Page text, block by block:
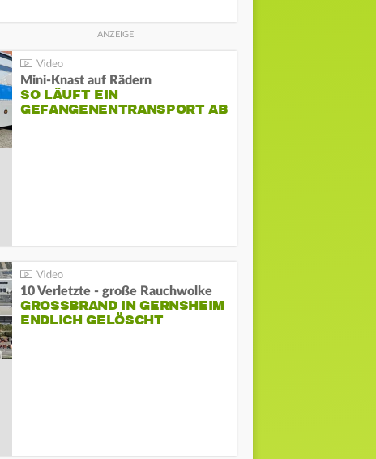
Mini-Knast auf Rädern
SO LÄUFT EIN
GEFANGENENTRANSPORT AB
10 Verletzte - große Rauchwolke
GROSSBRAND IN GERNSHEIM E
NDLICH GELÖSCHT